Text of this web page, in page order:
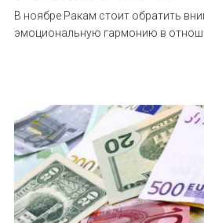
В ноябре Ракам стоит обратить
эмоциональную гармонию в